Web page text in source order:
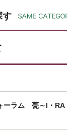
す
ーラム 甍～I・RA